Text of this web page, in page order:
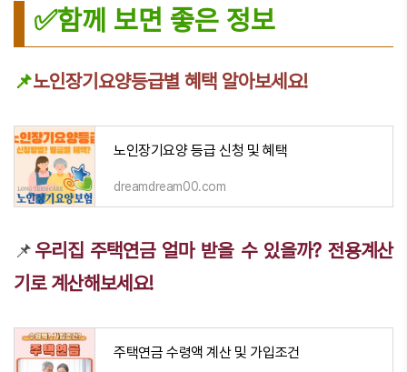
✅함께 보면 좋은 정보
📌노인장기요양등급별 혜택 알아보세요!
노인장기요양 등급 신청 및 혜택
dreamdream00.com
📌 우리집 주택연금 얼마 받을 수 있을까? 전용계산
기로 계산해보세요!
주택연금 수령액 계산 및 가입조건